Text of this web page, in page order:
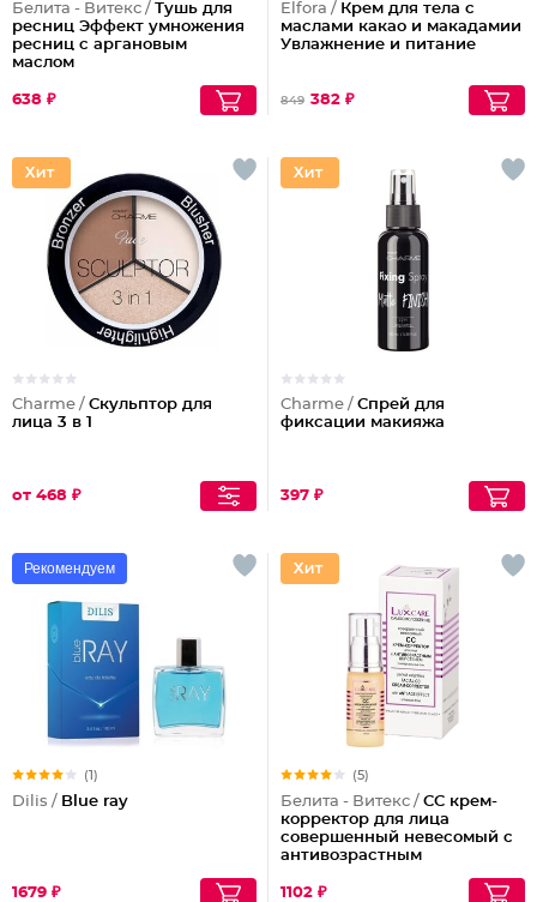
Белита - Витекс / Тушь для
ресниц Эффект умножения
ресниц с аргановым
маслом
638 ₽
Elfora / Крем для тела с
маслами какао и макадамии
Увлажнение и питание
849 382 ₽
Charme / Скульптор для
лица 3 в 1
от 468 ₽
Charme / Спрей для
фиксации макияжа
397 ₽
Рекомендуем
(1)
Dilis / Blue ray
1679 ₽
(5)
Белита - Витекс / СС крем-
корректор для лица
совершенный невесомый с
антивозрастным
1102 ₽